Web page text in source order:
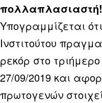
πολλαπλασιαστή!
Υπογραμμίζεται
Ινστιτούτου
ρεκόρ στο
27/09/2019 και
πρωτογενών